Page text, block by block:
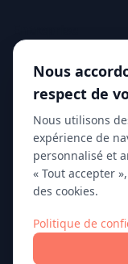
Blog
Livres blancs
Études de cas
Passer à 10Seat
10Seat vs TheFork
10Seat vs Zenchef
Contact
Nous
respect de
Nous utilisons
expérience de
personnalisé et
« Tout accepter
des cookies.
Politique de